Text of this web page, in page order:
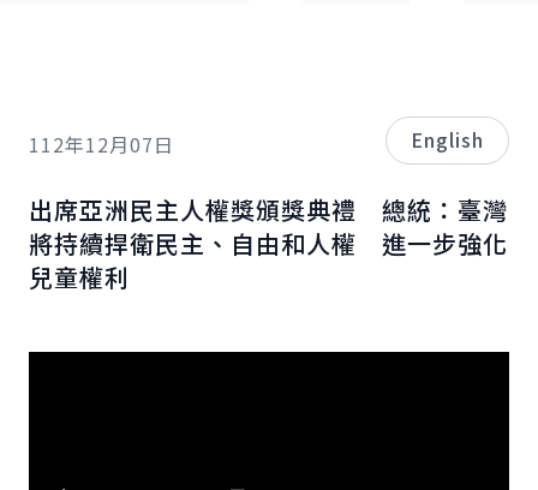
112年12月07日 English
出席亞洲民主人權獎頒獎典禮 總統：臺灣
將持續捍衛民主、自由和人權 進一步強化
兒童權利